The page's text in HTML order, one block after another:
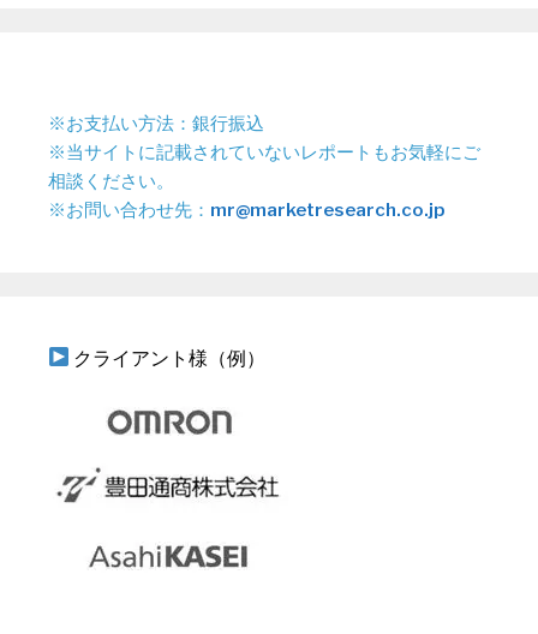
※お支払い方法：銀行振込
※当サイトに記載されていないレポートもお気軽にご
相談ください。
※お問い合わせ先： mr@marketresearch.co.jp
クライアント様（例）